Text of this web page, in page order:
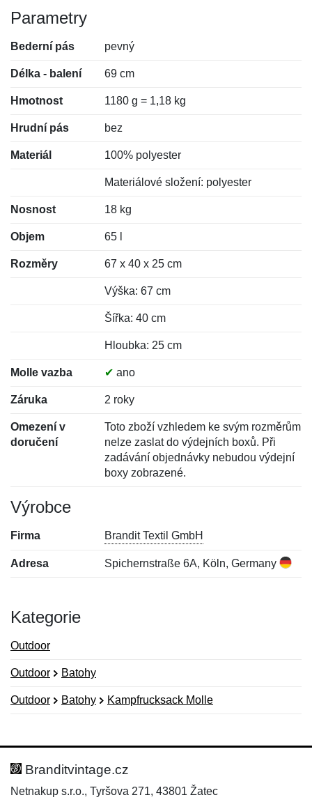
Parametry
Bederní pás pevný
Délka - balení 69 cm
Hmotnost 1180 g = 1,18 kg
Hrudní pás bez
Materiál 100% polyester
Materiálové složení: polyester
Nosnost 18 kg
Objem 65 l
Rozměry 67 x 40 x 25 cm
Výška: 67 cm
Šířka: 40 cm
Hloubka: 25 cm
Molle vazba ✔ ano
Záruka 2 roky
Omezení v
doručení
Toto zboží vzhledem ke svým rozměrům
nelze zaslat do výdejních boxů. Při
zadávání objednávky nebudou výdejní
boxy zobrazené.
Výrobce
Firma Brandit Textil GmbH
Adresa Spichernstraße 6A, Köln, Germany
Kategorie
Outdoor
Outdoor Batohy
Outdoor Batohy Kampfrucksack Molle
Hodnocení:
Jméno:
Branditvintage.cz
Netnakup s.r.o., Tyršova 271, 43801 Žatec